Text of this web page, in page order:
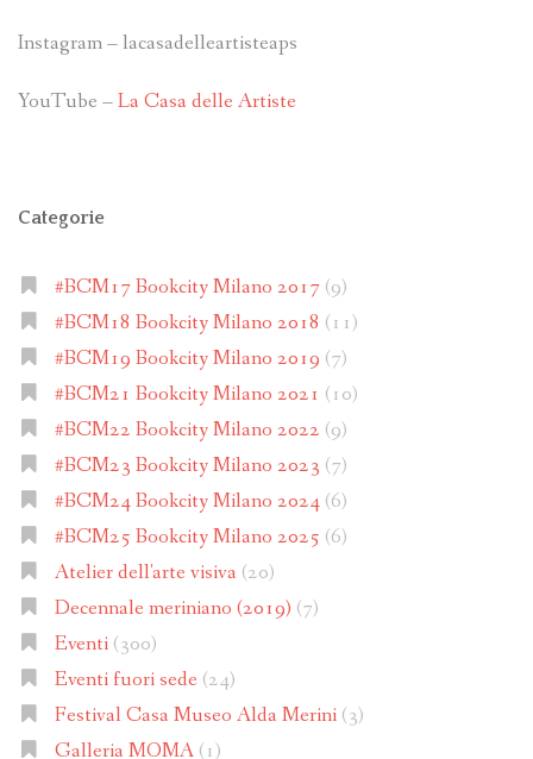
Instagram – lacasadelleartisteaps
YouTube –La Casa delle Artiste
Categorie
#BCM17 Bookcity Milano 2017(9)
#BCM18 Bookcity Milano 2018 (11)
#BCM19 Bookcity Milano 2019 (7)
#BCM21 Bookcity Milano 2021 (10)
#BCM22 Bookcity Milano 2022 (9)
#BCM23 Bookcity Milano 2023 (7)
#BCM24 Bookcity Milano 2024(6)
#BCM25 Bookcity Milano 2025 (6)
Atelier dell'arte visiva (20)
Decennale meriniano (2019) (7)
Eventi(300)
Eventi fuori sede (24)
Festival Casa Museo Alda Merini(3)
Galleria MOMA(1)